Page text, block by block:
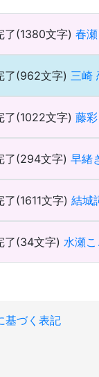
了(1380文字) 春
了(962文字) 三崎
了(1022文字) 藤
了(294文字) 早緒
了(1611文字) 結城
了(34文字) 水瀬こ
基づく表記